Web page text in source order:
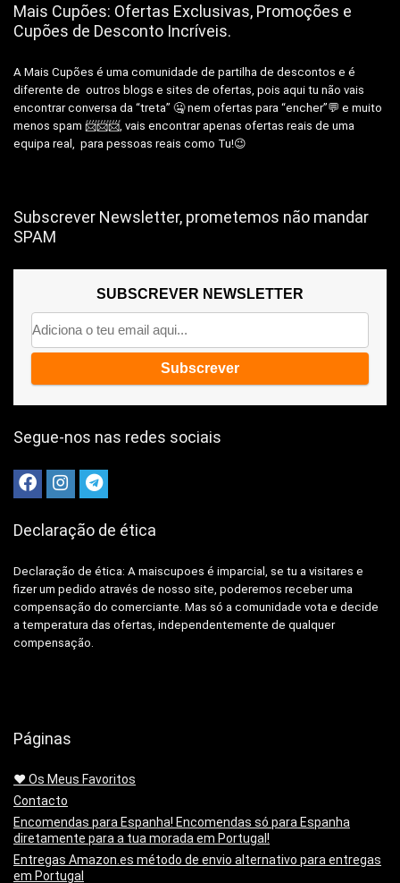
Mais Cupões: Ofertas Exclusivas, Promoções e
Cupões de Desconto Incríveis.
A Mais Cupões é uma comunidade de partilha de descontos e é
diferente de outros blogs e sites de ofertas, pois aqui tu não vais
encontrar conversa da “treta” 🤐 nem ofertas para “encher”💬 e muito
menos spam 📨📨📨, vais encontrar apenas ofertas reais de uma
equipa real, para pessoas reais como Tu!😉
Subscrever Newsletter, prometemos não mandar
SPAM
SUBSCREVER NEWSLETTER
Segue-nos nas redes sociais
Declaração de ética
Declaração de ética: A maiscupoes é imparcial, se tu a visitares e
fizer um pedido através de nosso site, poderemos receber uma
compensação do comerciante. Mas só a comunidade vota e decide
a temperatura das ofertas, independentemente de qualquer
compensação.
Páginas
❤️ Os Meus Favoritos
Contacto
Encomendas para Espanha! Encomendas só para Espanha
diretamente para a tua morada em Portugal!
Entregas Amazon.es método de envio alternativo para entregas
em Portugal